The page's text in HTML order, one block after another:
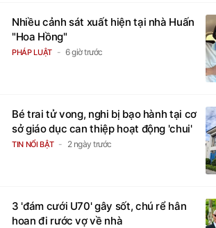
Nhiều cảnh sát xuất hiện tại nhà Huấn
"Hoa Hồng"
PHÁP LUẬT 6 giờ trước
Bé trai tử vong, nghi bị bạo hành tại cơ
sở giáo dục can thiệp hoạt động 'chui'
TIN NỔI BẬT 2 ngày trước
3 'đám cưới U70' gây sốt, chú rể hân
hoan đi rước vợ về nhà